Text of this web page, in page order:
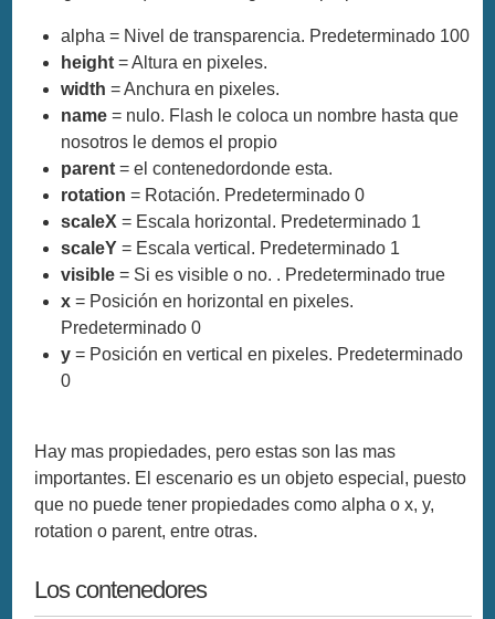
alpha = Nivel de transparencia. Predeterminado 100
height = Altura en pixeles.
width = Anchura en pixeles.
name = nulo. Flash le coloca un nombre hasta que
nosotros le demos el propio
parent = el contenedordonde esta.
rotation = Rotación. Predeterminado 0
scaleX = Escala horizontal. Predeterminado 1
scaleY = Escala vertical. Predeterminado 1
visible = Si es visible o no. . Predeterminado true
x = Posición en horizontal en pixeles.
Predeterminado 0
y = Posición en vertical en pixeles. Predeterminado
0
Hay mas propiedades, pero estas son las mas
importantes. El escenario es un objeto especial, puesto
que no puede tener propiedades como alpha o x, y,
rotation o parent, entre otras.
Los contenedores